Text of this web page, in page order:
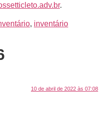
.
, inventário
10 de abril de 2022 às 07:08